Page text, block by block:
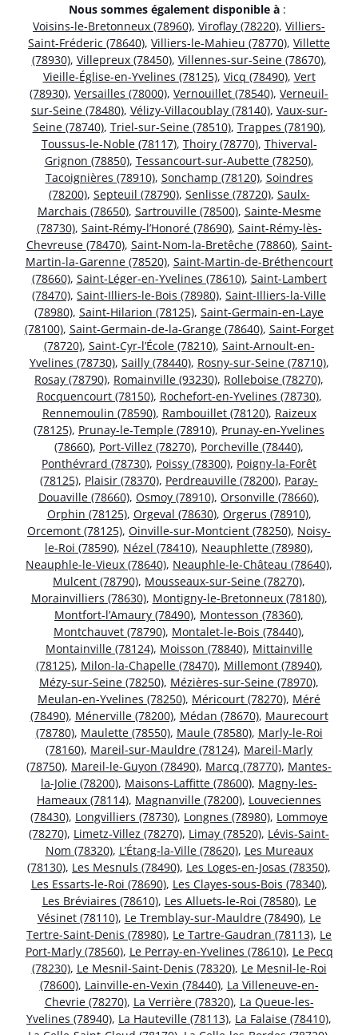
Nous sommes également disponible à :
Voisins-le-Bretonneux (78960), Viroflay (78220), Villiers-
Saint-Fréderic (78640), Villiers-le-Mahieu (78770), Villette
(78930), Villepreux (78450), Villennes-sur-Seine (78670),
Vieille-Église-en-Yvelines (78125), Vicq (78490), Vert
(78930), Versailles (78000), Vernouillet (78540), Verneuil-
sur-Seine (78480), Vélizy-Villacoublay (78140), Vaux-sur-
Seine (78740), Triel-sur-Seine (78510), Trappes (78190),
Toussus-le-Noble (78117), Thoiry (78770), Thiverval-
Grignon (78850), Tessancourt-sur-Aubette (78250),
Tacoignières (78910), Sonchamp (78120), Soindres
(78200), Septeuil (78790), Senlisse (78720), Saulx-
Marchais (78650), Sartrouville (78500), Sainte-Mesme
(78730), Saint-Rémy-l’Honoré (78690), Saint-Rémy-lès-
Chevreuse (78470), Saint-Nom-la-Bretêche (78860), Saint-
Martin-la-Garenne (78520), Saint-Martin-de-Bréthencourt
(78660), Saint-Léger-en-Yvelines (78610), Saint-Lambert
(78470), Saint-Illiers-le-Bois (78980), Saint-Illiers-la-Ville
(78980), Saint-Hilarion (78125), Saint-Germain-en-Laye
(78100), Saint-Germain-de-la-Grange (78640), Saint-Forget
(78720), Saint-Cyr-l’École (78210), Saint-Arnoult-en-
Yvelines (78730), Sailly (78440), Rosny-sur-Seine (78710),
Rosay (78790), Romainville (93230), Rolleboise (78270),
Rocquencourt (78150), Rochefort-en-Yvelines (78730),
Rennemoulin (78590), Rambouillet (78120), Raizeux
(78125), Prunay-le-Temple (78910), Prunay-en-Yvelines
(78660), Port-Villez (78270), Porcheville (78440),
Ponthévrard (78730), Poissy (78300), Poigny-la-Forêt
(78125), Plaisir (78370), Perdreauville (78200), Paray-
Douaville (78660), Osmoy (78910), Orsonville (78660),
Orphin (78125), Orgeval (78630), Orgerus (78910),
Orcemont (78125), Oinville-sur-Montcient (78250), Noisy-
le-Roi (78590), Nézel (78410), Neauphlette (78980),
Neauphle-le-Vieux (78640), Neauphle-le-Château (78640),
Mulcent (78790), Mousseaux-sur-Seine (78270),
Morainvilliers (78630), Montigny-le-Bretonneux (78180),
Montfort-l’Amaury (78490), Montesson (78360),
Montchauvet (78790), Montalet-le-Bois (78440),
Montainville (78124), Moisson (78840), Mittainville
(78125), Milon-la-Chapelle (78470), Millemont (78940),
Mézy-sur-Seine (78250), Mézières-sur-Seine (78970),
Meulan-en-Yvelines (78250), Méricourt (78270), Méré
(78490), Ménerville (78200), Médan (78670), Maurecourt
(78780), Maulette (78550), Maule (78580), Marly-le-Roi
(78160), Mareil-sur-Mauldre (78124), Mareil-Marly
(78750), Mareil-le-Guyon (78490), Marcq (78770), Mantes-
la-Jolie (78200), Maisons-Laffitte (78600), Magny-les-
Hameaux (78114), Magnanville (78200), Louveciennes
(78430), Longvilliers (78730), Longnes (78980), Lommoye
(78270), Limetz-Villez (78270), Limay (78520), Lévis-Saint-
Nom (78320), L’Étang-la-Ville (78620), Les Mureaux
(78130), Les Mesnuls (78490), Les Loges-en-Josas (78350),
Les Essarts-le-Roi (78690), Les Clayes-sous-Bois (78340),
Les Bréviaires (78610), Les Alluets-le-Roi (78580), Le
Vésinet (78110), Le Tremblay-sur-Mauldre (78490), Le
Tertre-Saint-Denis (78980), Le Tartre-Gaudran (78113), Le
Port-Marly (78560), Le Perray-en-Yvelines (78610), Le Pecq
(78230), Le Mesnil-Saint-Denis (78320), Le Mesnil-le-Roi
(78600), Lainville-en-Vexin (78440), La Villeneuve-en-
Chevrie (78270), La Verrière (78320), La Queue-les-
Yvelines (78940), La Hauteville (78113), La Falaise (78410),